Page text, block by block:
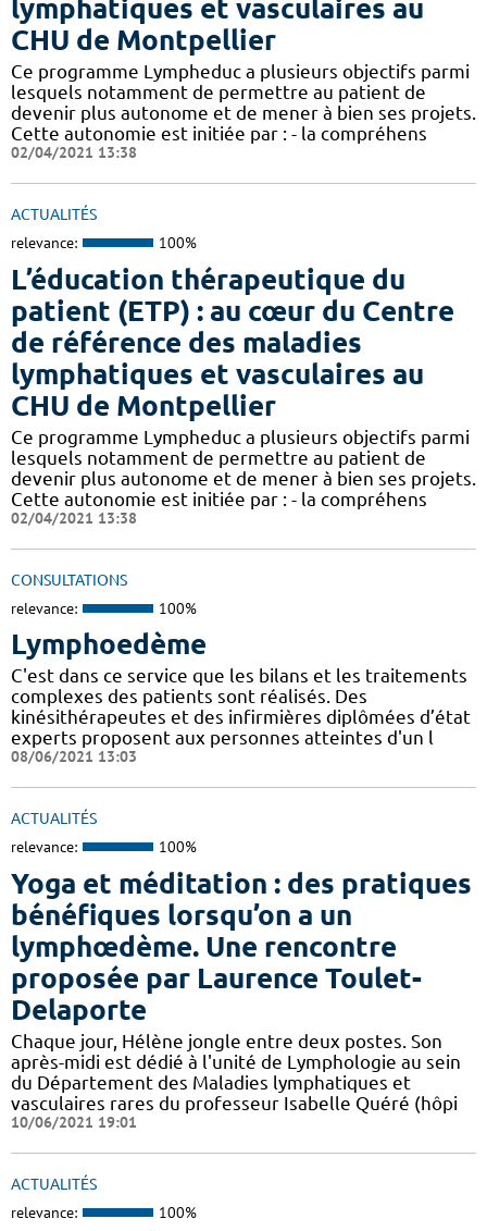
lymphatiques et vasculaires au
CHU de Montpellier
Ce programme Lympheduc a plusieurs objectifs parmi
lesquels notamment de permettre au patient de
devenir plus autonome et de mener à bien ses projets.
Cette autonomie est initiée par : - la compréhens
02/04/2021 13:38
ACTUALITÉS
relevance: 100%
L’éducation thérapeutique du
patient (ETP) : au cœur du Centre
de référence des maladies
lymphatiques et vasculaires au
CHU de Montpellier
Ce programme Lympheduc a plusieurs objectifs parmi
lesquels notamment de permettre au patient de
devenir plus autonome et de mener à bien ses projets.
Cette autonomie est initiée par : - la compréhens
02/04/2021 13:38
CONSULTATIONS
relevance: 100%
Lymphoedème
C'est dans ce service que les bilans et les traitements
complexes des patients sont réalisés. Des
kinésithérapeutes et des infirmières diplômées d’état
experts proposent aux personnes atteintes d'un l
08/06/2021 13:03
ACTUALITÉS
relevance: 100%
Yoga et méditation : des pratiques
bénéfiques lorsqu’on a un
lymphœdème. Une rencontre
proposée par Laurence Toulet-
Delaporte
Chaque jour, Hélène jongle entre deux postes. Son
après-midi est dédié à l'unité de Lymphologie au sein
du Département des Maladies lymphatiques et
vasculaires rares du professeur Isabelle Quéré (hôpi
10/06/2021 19:01
ACTUALITÉS
relevance: 100%